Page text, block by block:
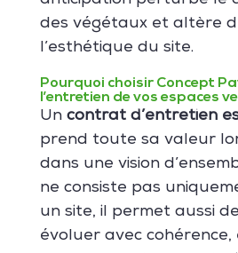
des végétaux et altère
l’esthétique du site.
Pourquoi choisir Concept
l’entretien de vos espaces
Un contrat d’entretien
prend toute sa valeur
dans une vision
ne consiste pas
un site, il permet aussi
évoluer avec cohérence,